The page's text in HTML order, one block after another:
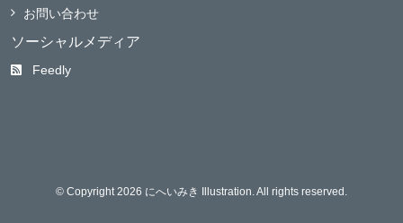
お問い合わせ
ソーシャルメディア
Feedly
© Copyright 2026 にへいみき Illustration. All rights reserved.